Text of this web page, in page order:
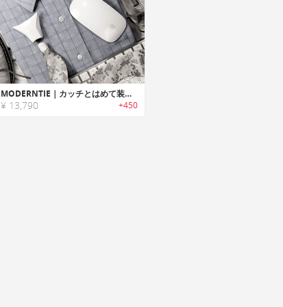
MODERNTIE｜カッチとはめて装着するモジュラー式ネクタイシステム「モダンタイ」
¥ 13,790 +450